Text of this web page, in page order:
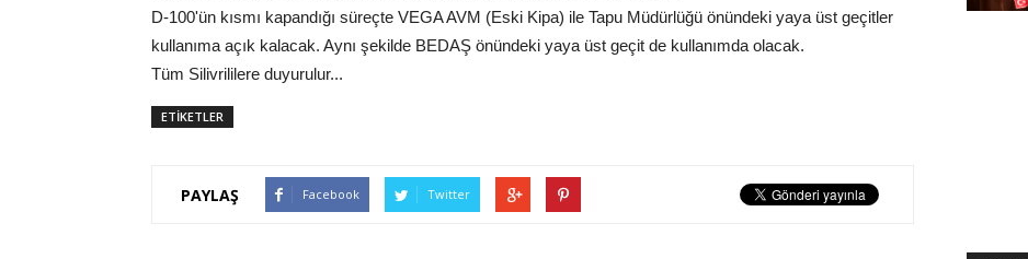
D-100'ün kısmı kapandığı süreçte VEGA AVM (Eski Kipa) ile Tapu Müdürlüğü önündeki yaya üst geçitler
kullanıma açık kalacak. Aynı şekilde BEDAŞ önündeki yaya üst geçit de kullanımda olacak.
Tüm Silivrililere duyurulur...
ETİKETLER
PAYLAŞ Facebook Twitter